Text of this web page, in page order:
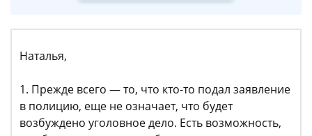
Наталья,
1. Прежде всего — то, что кто-то подал заявление
в полицию, еще не означает, что будет
возбуждено уголовное дело. Есть возможность,